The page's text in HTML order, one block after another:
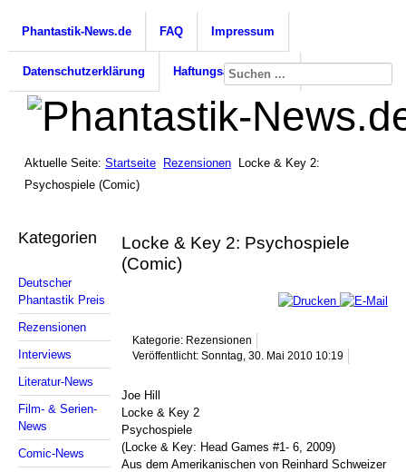
Phantastik-News.de FAQ Impressum
Datenschutzerklärung Haftungsausschluss
Aktuelle Seite: Startseite Rezensionen
Locke & Key 2:
Psychospiele (Comic)
Kategorien
Deutscher
Phantastik Preis
Rezensionen
Interviews
Literatur-News
Film- & Serien-
News
Comic-News
Locke & Key 2: Psychospiele
(Comic)
Kategorie: Rezensionen
Veröffentlicht: Sonntag, 30. Mai 2010 10:19
Joe Hill
Locke & Key 2
Psychospiele
(Locke & Key: Head Games #1- 6, 2009)
Aus dem Amerikanischen von Reinhard Schweizer